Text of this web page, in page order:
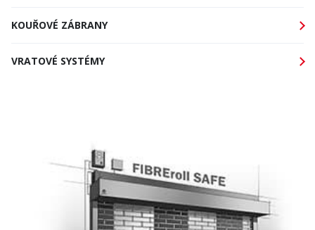
KOUŘOVÉ ZÁBRANY
VRATOVÉ SYSTÉMY